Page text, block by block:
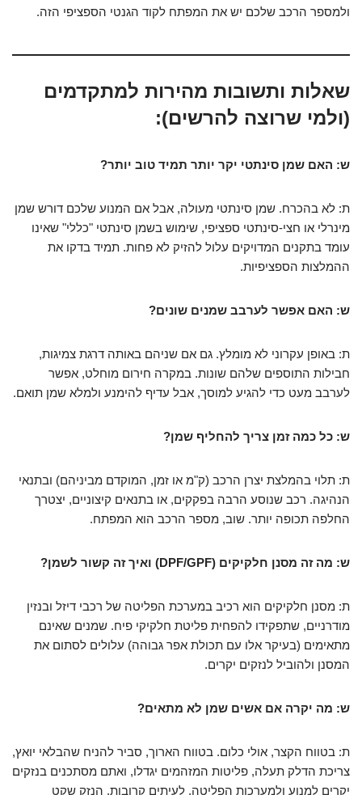
ולמספר הרכב שלכם יש את המפתח לקוד הגנטי הספציפי הזה.
שאלות ותשובות מהירות למתקדמים
(ולמי שרוצה להרשים):
ש: האם שמן סינתטי יקר יותר תמיד טוב יותר?
ת: לא בהכרח. שמן סינתטי מעולה, אבל אם המנוע שלכם דורש שמן
מינרלי או חצי-סינתטי ספציפי, שימוש בשמן סינתטי "כללי" שאינו
עומד בתקנים המדויקים עלול להזיק לא פחות. תמיד בדקו את
ההמלצות הספציפיות.
ש: האם אפשר לערבב שמנים שונים?
ת: באופן עקרוני לא מומלץ. גם אם שניהם באותה דרגת צמיגות,
חבילות התוספים שלהם שונות. במקרה חירום מוחלט, אפשר
לערבב מעט כדי להגיע למוסך, אבל עדיף להימנע ולמלא שמן תואם.
ש: כל כמה זמן צריך להחליף שמן?
ת: תלוי בהמלצת יצרן הרכב (ק"מ או זמן, המוקדם מביניהם) ובתנאי
הנהיגה. רכב שנוסע הרבה בפקקים, או בתנאים קיצוניים, יצטרך
החלפה תכופה יותר. שוב, מספר הרכב הוא המפתח.
ש: מה זה מסנן חלקיקים (DPF/GPF) ואיך זה קשור לשמן?
ת: מסנן חלקיקים הוא רכיב במערכת הפליטה של רכבי דיזל ובנזין
מודרניים, שתפקידו להפחית פליטת חלקיקי פיח. שמנים שאינם
מתאימים (בעיקר אלו עם תכולת אפר גבוהה) עלולים לסתום את
המסנן ולהוביל לנזקים יקרים.
ש: מה יקרה אם אשים שמן לא מתאים?
ת: בטווח הקצר, אולי כלום. בטווח הארוך, סביר להניח שהבלאי יואץ,
צריכת הדלק תעלה, פליטות המזהמים יגדלו, ואתם מסתכנים בנזקים
יקרים למנוע ולמערכות הפליטה. לעיתים קרובות, הנזק שקט